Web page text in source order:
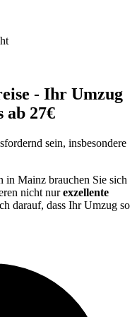
- Ihr Umzug
ab 27€
sein, insbesondere
in Mainz brauchen Sie sich
nicht nurexzellente
darauf, dass Ihr Umzug so